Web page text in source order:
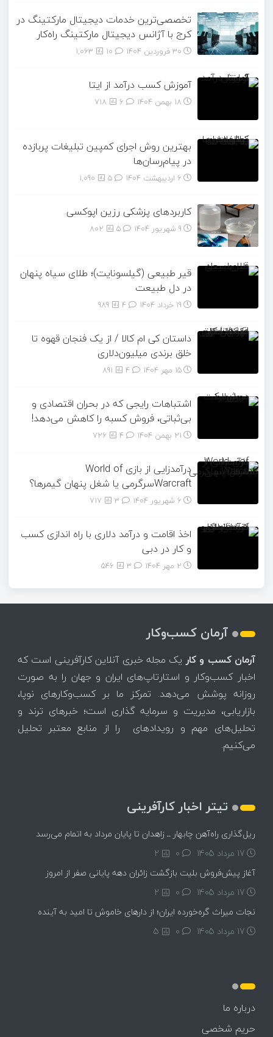
تخصصی‌ترین خدمات دیجیتال مارکتینگ در
کرج با آژانس دیجیتال مارکتینگ راه‌کار
30 فروردین 1404 1,063
آموزش کسب درآمد از ایتا
18 بهمن 1404 718
بهترین روش اجرای کمپین تبلیغات پربازده
در پیام‌رسان‌ها
6 اردیبهشت 1404 1,090
کاربردهای پزشکی رزین اپوکسی
9 شهریور 1404 802
قیر طبیعی (گیلسونایت)؛ طلای سیاه پنهان
در دل طبیعت
19 خرداد 1404 989
داستان کی ام کالا / از یک فنجان قهوه تا
خلق برندی میلیون‌دلاری
15 مهر 1404 891
اشتباهات رایجی که در بحران اقتصادی و
بی‌ثباتی، فروش کسبه را کاهش می‌دهد!
21 بهمن 1404 726
درآمدزایی از بازی World of
Warcraftسرگرمی یا شغل پنهان گیمرها؟
6 شهریور 1404 717
اخذ اقامت و درآمد دلاری با راه اندازی کسب
و کار در دبی
2 مهر 1404 546
آرمان کسب‌وکار
آرمان کسب و کاریک مجله خبری آنلاین کارآفرینی است که
اخبار کسب‌وکار و استارتاپ‌های ایران و جهان را به صورت
روزانه پوشش می‌دهد. تمرکز ما بر کسب‌وکارهای نوپا،
بازاریابی، مدیریت و سرمایه گذاری است؛ خبرهای ترند و
تحلیل‌های مهم و رویدادهای را از منابع معتبر تحلیل
می‌کنیم.
تیتر اخبار کارآفرینی
ریل‌گذاری راه‌آهن چابهار ــ زاهدان تا پایان مرداد به اتمام می‌رسد
17 مرداد 1405
2
آغاز پیش‌فروش بلیت بازگشت زائران دهه پایانی صفر از امروز
17 مرداد 1405
2
نجات میراث گره‌خورده ایران؛ از دارهای خاموش تا امید به آینده
17 مرداد 1405
5
درباره ما
حریم شخصی